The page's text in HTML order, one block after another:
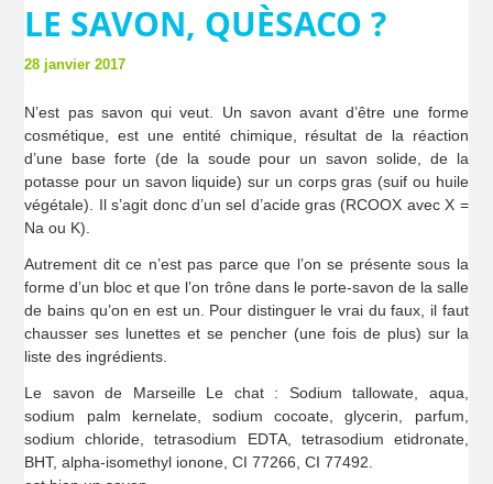
LE SAVON, QUÈSACO ?
28 janvier 2017
N’est pas savon qui veut. Un savon avant d’être une forme
cosmétique, est une entité chimique, résultat de la réaction
d’une base forte (de la soude pour un savon solide, de la
potasse pour un savon liquide) sur un corps gras (suif ou huile
végétale). Il s’agit donc d’un sel d’acide gras (RCOOX avec X =
Na ou K).
Autrement dit ce n’est pas parce que l’on se présente sous la
forme d’un bloc et que l’on trône dans le porte-savon de la salle
de bains qu’on en est un. Pour distinguer le vrai du faux, il faut
chausser ses lunettes et se pencher (une fois de plus) sur la
liste des ingrédients.
Le savon de Marseille Le chat : Sodium tallowate, aqua,
sodium palm kernelate, sodium cocoate, glycerin, parfum,
sodium chloride, tetrasodium EDTA, tetrasodium etidronate,
BHT, alpha-isomethyl ionone, CI 77266, CI 77492.